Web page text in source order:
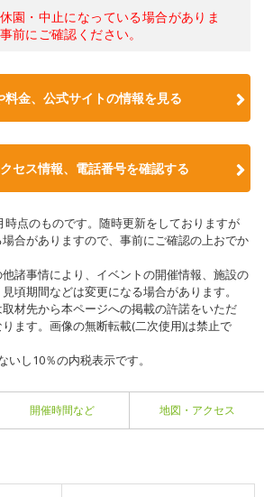
園・中止になっている場合がありま
前にご確認ください。
料金、公式サイトの情報を見る
セス情報、電話番号を確認する
点のものです。随時更新をしておりますが
合がありますので、事前にご確認の上おでか
諸事情により、イベントの開催情報、施設の
頃期間などは変更になる場合があります。
材先から本ページへの掲載の許諾をいただ
ます。画像の無断転載(二次使用)は禁止で
し10％の内税表示です。
開催時間など 地図・アクセス